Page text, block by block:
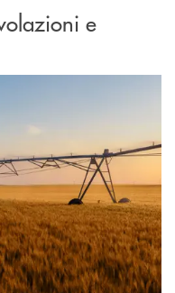
e